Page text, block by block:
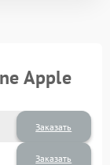
Apple
Заказать
Заказать